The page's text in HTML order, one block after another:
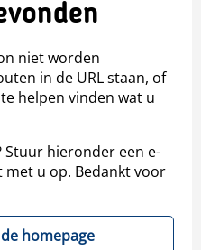
niet worden
in de URL staan, of
helpen vinden wat u
Stuur hieronder een e-
met u op. Bedankt voor
homepage